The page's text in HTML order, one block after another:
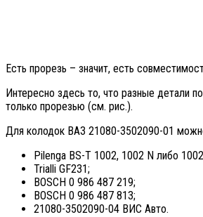
Есть прорезь – значит, есть
Интересно здесь то, что разные детали
только прорезью (см. рис.).
Для колодок ВАЗ 21080-3502090-01
Pilenga BS-T 1002, 1002 N либо
Trialli GF231;
BOSCH 0 986 487 219;
BOSCH 0 986 487 813;
21080-3502090-04 ВИС Авто.